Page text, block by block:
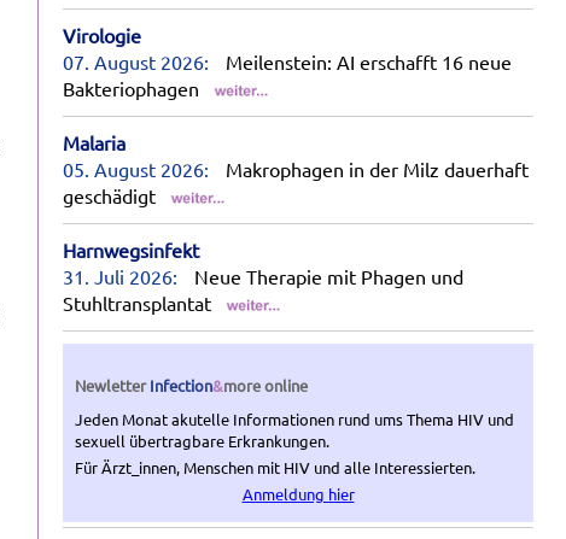
Virologie
07. August 2026:
Meilenstein: AI erschafft 16 neue
Bakteriophagen
Malaria
05. August 2026:
Makrophagen in der Milz dauerhaft
geschädigt
Harnwegsinfekt
31. Juli 2026:
Neue Therapie mit Phagen und
Stuhltransplantat
NewletterInfection&moreonline
Jeden Monat akutelle Informationen rund ums Thema HIV und
sexuell übertragbare Erkrankungen.
Für Ärzt_innen, Menschen mit HIV und alle Interessierten.
Anmeldung hier